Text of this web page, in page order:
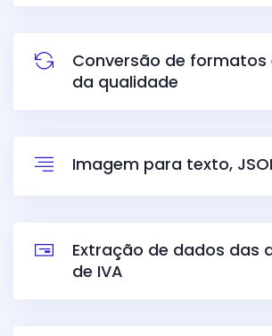
Conversão de formatos
da qualidade
Imagem para texto,
Extração de dados das
de IVA